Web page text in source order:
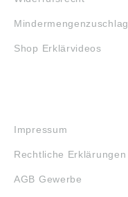
Mindermengenzuschlag
Shop Erklärvideos
Impressum
Rechtliche Erklärungen
AGB Gewerbe